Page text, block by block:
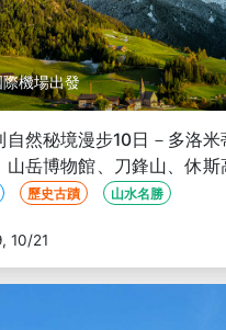
機場出發
自然秘境漫步10日－多洛
山岳博物館、刀鋒山、休斯
古城、佛羅倫斯
歷史古蹟 山水名勝
09/09, 10/21